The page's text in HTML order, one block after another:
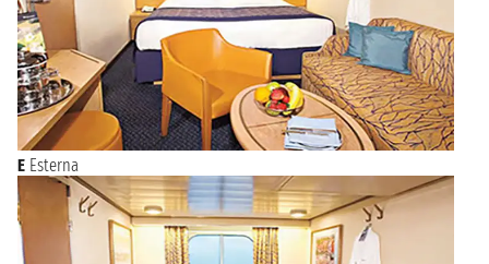
E Esterna